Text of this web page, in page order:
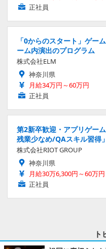
正社員
「0からのスタート」ゲー
ーム内演出のプログラム
株式会社ELM
神奈川県
月給34万円～60万円
正社員
第2新卒歓迎・アプリゲー
残業少なめ/QAスキル習得」
株式会社RIOT GROUP
神奈川県
月給30万6,300円～60万円
正社員
ト